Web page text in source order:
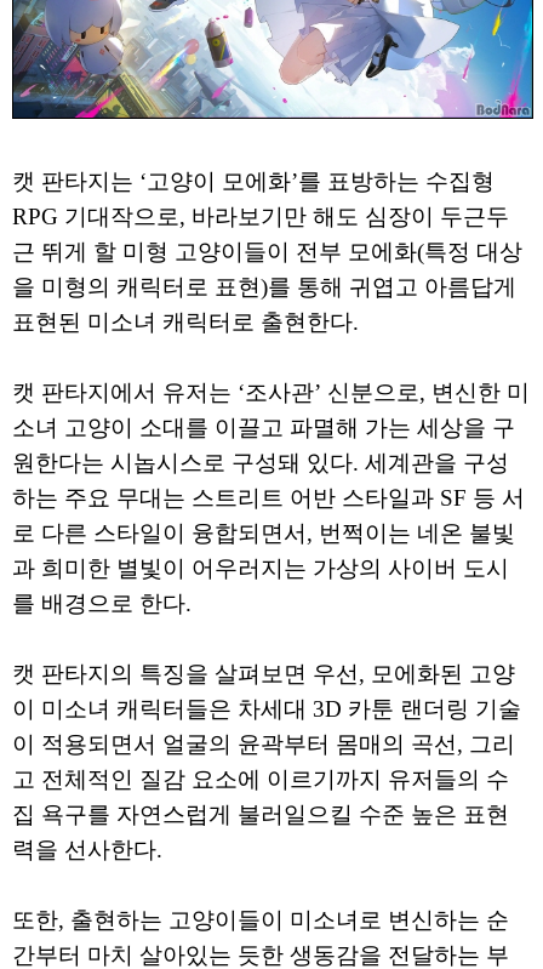
캣 판타지는 ‘고양이 모에화’를 표방하는 수집형
RPG 기대작으로, 바라보기만 해도 심장이 두근두
근 뛰게 할 미형 고양이들이 전부 모에화(특정 대상
을 미형의 캐릭터로 표현)를 통해 귀엽고 아름답게
표현된 미소녀 캐릭터로 출현한다.
캣 판타지에서 유저는 ‘조사관’ 신분으로, 변신한 미
소녀 고양이 소대를 이끌고 파멸해 가는 세상을 구
원한다는 시놉시스로 구성돼 있다. 세계관을 구성
하는 주요 무대는 스트리트 어반 스타일과 SF 등 서
로 다른 스타일이 융합되면서, 번쩍이는 네온 불빛
과 희미한 별빛이 어우러지는 가상의 사이버 도시
를 배경으로 한다.
캣 판타지의 특징을 살펴보면 우선, 모에화된 고양
이 미소녀 캐릭터들은 차세대 3D 카툰 랜더링 기술
이 적용되면서 얼굴의 윤곽부터 몸매의 곡선, 그리
고 전체적인 질감 요소에 이르기까지 유저들의 수
집 욕구를 자연스럽게 불러일으킬 수준 높은 표현
력을 선사한다.
또한, 출현하는 고양이들이 미소녀로 변신하는 순
간부터 마치 살아있는 듯한 생동감을 전달하는 부